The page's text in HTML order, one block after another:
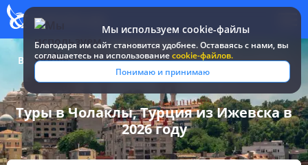
Мы используем cookie-файлы
Благодаря им сайт становится удобнее. Оставаясь c нами, вы
соглашаетесь на использованиеcookie-файлов.
Понимаю и принимаю
Все туры и путевки / Турция / в Чолаклах из Ижевска
Туры в Чолаклы, Турция из Ижевска в
2026 году